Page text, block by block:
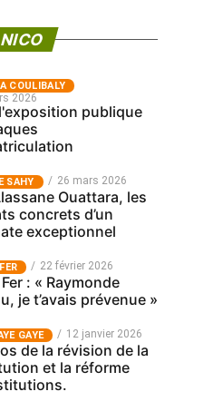
COULIBALY
2026
publique
SAHY 26 mars 2026
Ouattara, les
concrets d’un
exceptionnel
22 février 2026
: « Raymonde
je t’avais prévenue »
GAYE 12 janvier 2026
de la révision de la
et la réforme